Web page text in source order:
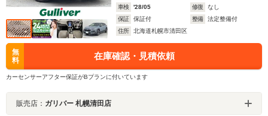
車検
'28/05 修復
なし
保証
保証付 整備
法定整備付
住所
北海道札幌市清田区
無
料
在庫確認・見積依頼
カーセンサーアフター保証がBプランに付いています
販売店： ガリバー 札幌清田店